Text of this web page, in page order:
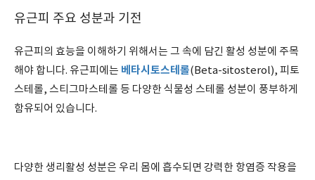
유근피 주요 성분과 기전
유근피의 효능을 이해하기 위해서는 그 속에 담긴 활성 성분에 주목
해야 합니다. 유근피에는 베타시토스테롤(Beta-sitosterol), 피토
스테롤, 스티그마스테롤 등 다양한 식물성 스테롤 성분이 풍부하게
함유되어 있습니다.
다양한 생리활성 성분은 우리 몸에 흡수되면 강력한 항염증 작용을